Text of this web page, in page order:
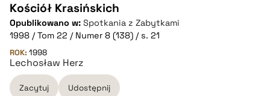
pobierz cytat
CZYSTY TEKST
pobierz cytat
Kościół Krasińskich
Opublikowano w: Spotkania z Zabytkami
1998 / Tom 22 / Numer 8 (138) / s. 21
ROK: 1998
Lechosław Herz
Zacytuj Udostępnij